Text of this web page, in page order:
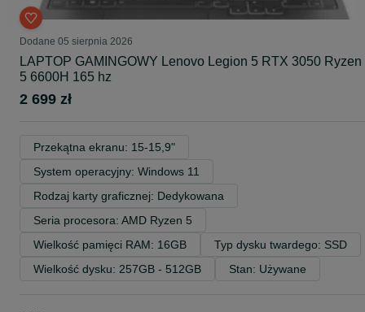
Dodane 05 sierpnia 2026
LAPTOP GAMINGOWY Lenovo Legion 5 RTX 3050 Ryzen
5 6600H 165 hz
2 699 zł
Przekątna ekranu: 15-15,9"
System operacyjny: Windows 11
Rodzaj karty graficznej: Dedykowana
Seria procesora: AMD Ryzen 5
Wielkość pamięci RAM: 16GB
Typ dysku twardego: SSD
Wielkość dysku: 257GB - 512GB
Stan: Używane